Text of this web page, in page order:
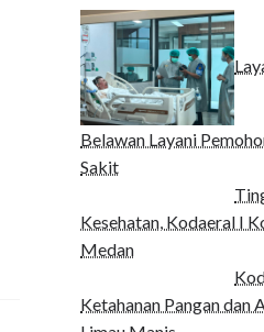
Belawan Layani
Sakit
Kesehatan, Kodaeral I
Medan‎
Ketahanan Pangan dan